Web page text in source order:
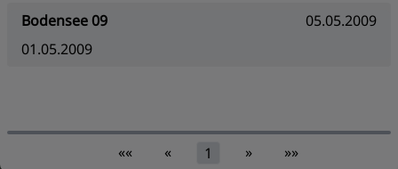
Bodensee 09
05.05.2009
01.05.2009
«« « 1 » »»